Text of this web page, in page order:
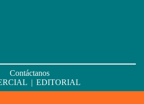
Contáctanos
| EDITORIAL